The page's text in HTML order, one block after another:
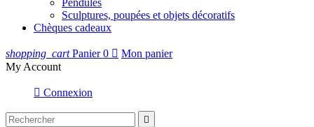
Sculptures, poupées et objets décoratifs
Chèques cadeaux
shopping_cart Panier 0  Mon panier
My Account
 Connexion
